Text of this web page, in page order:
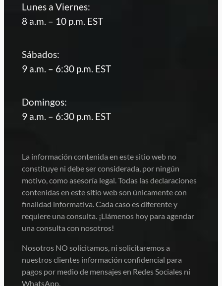
Lunes a Viernes:
8 a.m. – 10 p.m. EST
Sábados:
9 a.m. – 6:30 p.m. EST
Domingos:
9 a.m. – 6:30 p.m. EST
La información contenida en este sitio web no
constituye ni debe ser considerada, por ningún
motivo, como asesoría legal. Todas las declaraciones
contenidas en este sitio web son únicamente con
finalidad informativa. Cada caso es diferente y
requiere una consulta. ¡Llámenos hoy para agendar
una consulta con nosotros!
Nosotros NO solicitamos, ni solicitaremos a
nuestros clientes información confidencial para
pagos por medio de mensajes en Redes Sociales ni
WhatsApp.